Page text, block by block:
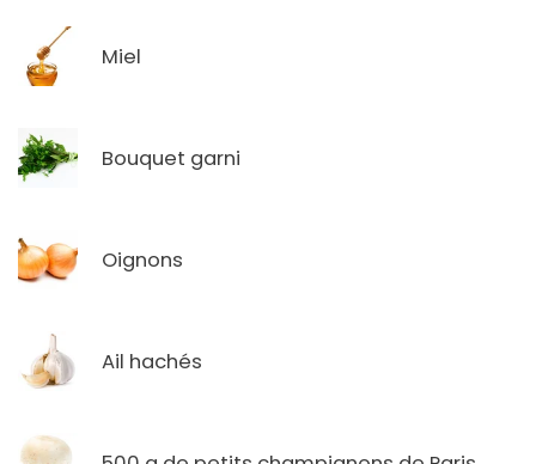
Miel
Bouquet garni
Oignons
Ail hachés